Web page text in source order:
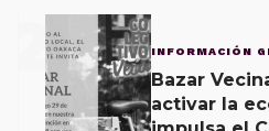
2 INFORMACIÓN
Bazar
activar la